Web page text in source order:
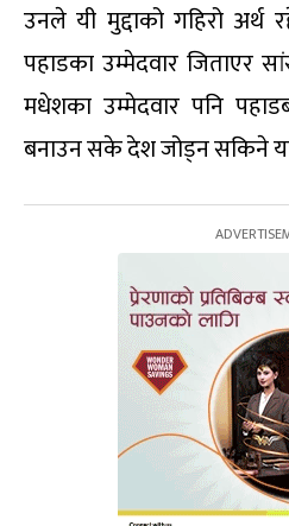
उनले यी मुद्दाको गहिरो
पहाडका उम्मेदवार जिताएर
मधेशका उम्मेदवार पनि
बनाउन सके देश जोड्न सकिने